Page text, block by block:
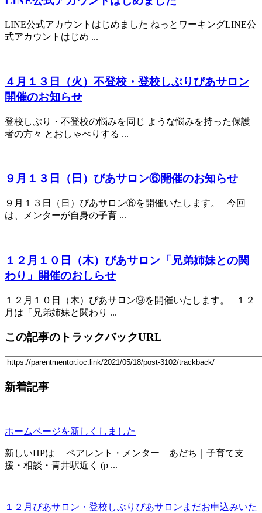
LINE公式アカウントはじめました ねっとワーキングLINE公
式アカウントはじめ ...
４月１３日（火）不登校・登校しぶりぴあサロン
開催のお知らせ
登校しぶり・不登校の悩みを同じ ような悩みを持った保護
者の方々 とおしゃべりする ...
９月１３日（日）ぴあサロン⑥開催のお知らせ
９月１３日（日）ぴあサロン⑥を開催いたします。 今回
は、メンターが自身の子育 ...
１２月１０日（木）ぴあサロン「兄弟姉妹との関
わり」開催のおしらせ
１２月１０日（木）ぴあサロン⑨を開催いたします。 １２
月は「兄弟姉妹と関わり ...
この記事のトラックバックURL
新着記事
ホームページを新しくしました
新しいHPは ペアレント・メンター あだち｜子育て支
援・相談・青井駅近く (p ...
１２月ぴあサロン・登校しぶりぴあサロンまだお申込みいた